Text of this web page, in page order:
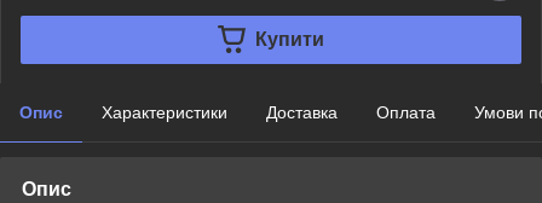
Купити
Опис Характеристики Доставка Оплата Умови
Опис